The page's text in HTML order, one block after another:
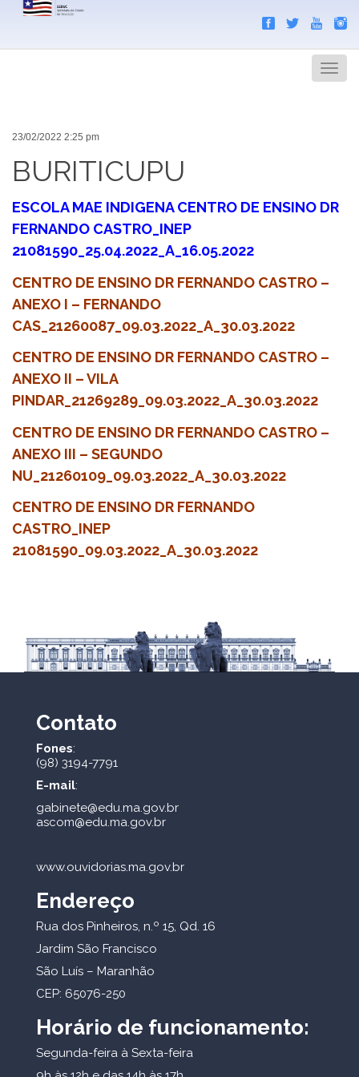
Menu
23/02/2022 2:25 pm
BURITICUPU
ESCOLA MAE INDIGENA CENTRO DE ENSINO DR
FERNANDO CASTRO_INEP
21081590_25.04.2022_A_16.05.2022
CENTRO DE ENSINO DR FERNANDO CASTRO –
ANEXO I – FERNANDO
CAS_21260087_09.03.2022_A_30.03.2022
CENTRO DE ENSINO DR FERNANDO CASTRO –
ANEXO II – VILA
PINDAR_21269289_09.03.2022_A_30.03.2022
CENTRO DE ENSINO DR FERNANDO CASTRO –
ANEXO III – SEGUNDO
NU_21260109_09.03.2022_A_30.03.2022
CENTRO DE ENSINO DR FERNANDO
CASTRO_INEP
21081590_09.03.2022_A_30.03.2022
Contato
Fones:
(98) 3194-7791
E-mail:
gabinete@edu.ma.gov.br
ascom@edu.ma.gov.br
www.ouvidorias.ma.gov.br
Endereço
Rua dos Pinheiros, n.º 15, Qd. 16
Jardim São Francisco
São Luís – Maranhão
CEP: 65076-250
Horário de funcionamento:
Segunda-feira à Sexta-feira